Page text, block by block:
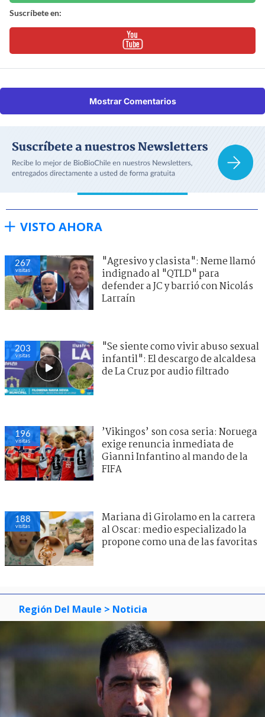
Suscríbete en:
Mostrar Comentarios
VISTO AHORA
267
visitas
"Agresivo y clasista": Neme llamó
indignado al "QTLD" para
defender a JC y barrió con Nicolás
Larraín
203
visitas
"Se siente como vivir abuso sexual
infantil": El descargo de alcaldesa
de La Cruz por audio filtrado
196
visitas
’Vikingos’ son cosa seria: Noruega
exige renuncia inmediata de
Gianni Infantino al mando de la
FIFA
188
visitas
Mariana di Girolamo en la carrera
al Oscar: medio especializado la
propone como una de las favoritas
Región Del Maule > Noticia